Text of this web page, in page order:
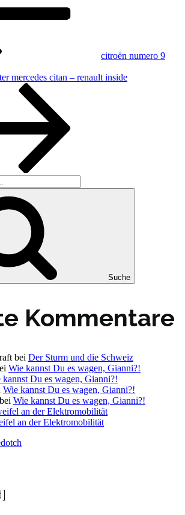
citroën numero 9
mercedes citan – renault inside
Suche
Kommentare
bei Der Sturm und die Schweiz
Wie kannst Du es wagen, Gianni?!
kannst Du es wagen, Gianni?!
Wie kannst Du es wagen, Gianni?!
bei Wie kannst Du es wagen, Gianni?!
an der Elektromobilität
an der Elektromobilität